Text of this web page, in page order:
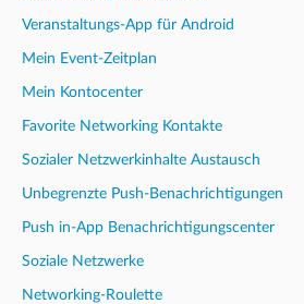
Veranstaltungs-App für Android
Mein Event-Zeitplan
Mein Kontocenter
Favorite Networking Kontakte
Sozialer Netzwerkinhalte Austausch
Unbegrenzte Push-Benachrichtigungen
Push in-App Benachrichtigungscenter
Soziale Netzwerke
Networking-Roulette